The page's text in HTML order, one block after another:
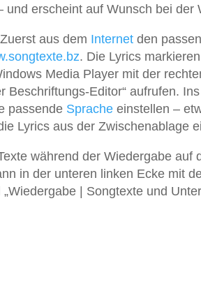
und erscheint auf Wunsch bei
aus dem Internet den
. Die Lyrics
Media Player mit der
Beschriftungs-Editor“ aufrufen.
passende Sprache einstellen –
Lyrics aus der Zwischenablage
während der Wiedergabe auf
in der unteren linken Ecke mit
| Songtexte und